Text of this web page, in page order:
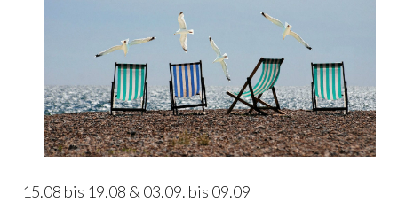
15.08 bis 19.08 & 03.09. bis 09.09